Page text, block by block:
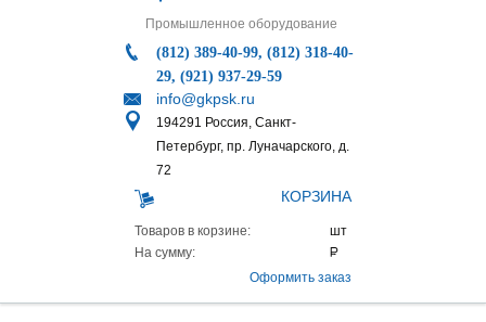
Промышленное оборудование
(812) 389-40-99, (812) 318-40-
29, (921) 937-29-59
info@gkpsk.ru
194291 Россия, Санкт-
Петербург, пр. Луначарского, д.
72
КОРЗИНА
Товаров в корзине:
На сумму:
Оформить заказ